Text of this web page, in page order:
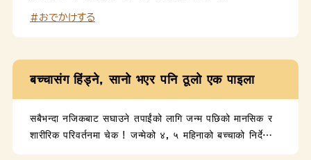
#おでかけする
बच्चासंग हिंड्ने, सानो भएर पनि ठूलो एक पाइला
सबैभन्दा नजिकबाट सघाउने तपाईंको लागि जन्म पछिको मानसिक र
शारीरिक परिवर्तनमा चेक ! जन्मेको ४, ५ महिनाको बच्चाको निर्देशिका